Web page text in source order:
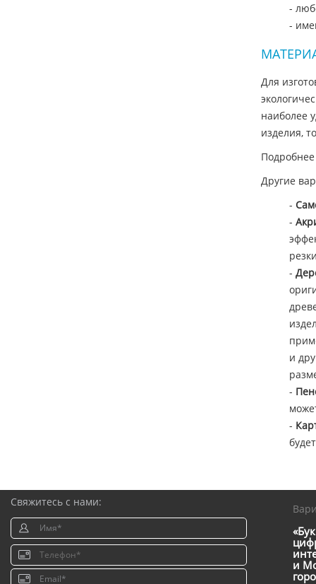
-
-
Для
наиболее
изделия,
Другие
-
-
-
и
-
-
Свяжитесь с нами:
и